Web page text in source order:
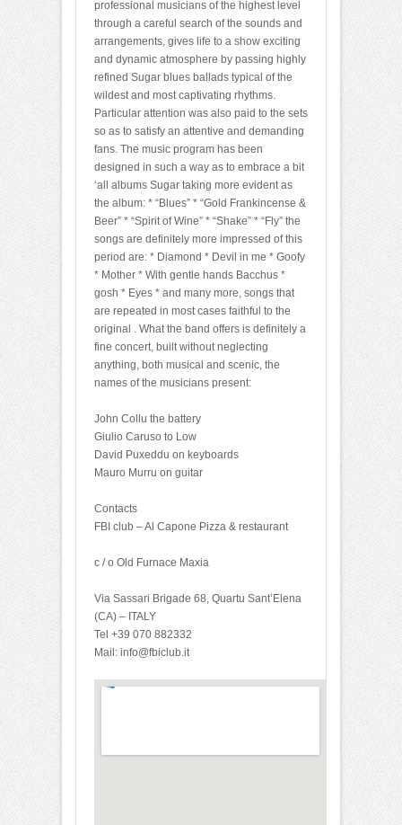
professional musicians of the highest level
through a careful search of the sounds and
arrangements, gives life to a show exciting
and dynamic atmosphere by passing highly
refined Sugar blues ballads typical of the
wildest and most captivating rhythms.
Particular attention was also paid to the sets
so as to satisfy an attentive and demanding
fans. The music program has been
designed in such a way as to embrace a bit
‘all albums Sugar taking more evident as
the album: * “Blues” * “Gold Frankincense &
Beer” * “Spirit of Wine” * “Shake” * “Fly” the
songs are definitely more impressed of this
period are: * Diamond * Devil in me * Goofy
* Mother * With gentle hands Bacchus *
gosh * Eyes * and many more, songs that
are repeated in most cases faithful to the
original . What the band offers is definitely a
fine concert, built without neglecting
anything, both musical and scenic, the
names of the musicians present:
John Collu the battery
Giulio Caruso to Low
David Puxeddu on keyboards
Mauro Murru on guitar
Contacts
FBI club – Al Capone Pizza & restaurant
c / o Old Furnace Maxia
Via Sassari Brigade 68, Quartu Sant’Elena
(CA) – ITALY
Tel +39 070 882332
Mail: info@fbiclub.it